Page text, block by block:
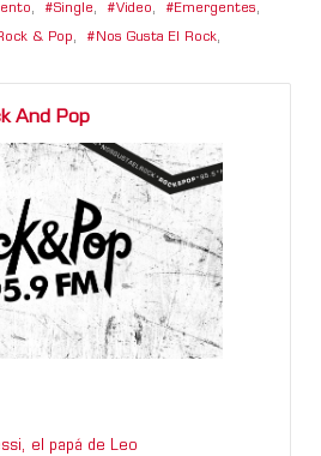
, Single, Video, Emergentes,
& Pop, Nos Gusta El Rock,
And Pop
el papá de Leo